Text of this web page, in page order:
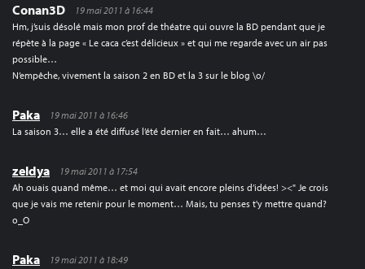
Conan3D
19 mai 2011 à 16:44
Hm, j’suis désolé mais mon prof de théatre qui ouvre la BD pendant que je
répète à la page « Le caca c’est délicieux » et qui me regarde avec un air pas
possible…
N’empêche, vivement la saison 2 en BD et la 3 sur le blog \o/
Paka
19 mai 2011 à 16:46
La saison 3… elle a été diffusé l’été dernier en fait… ahum…
zeldya
19 mai 2011 à 17:54
Ah ouais quand même… et moi qui avait encore pleins d’idées! ><" Je crois
que je vais me retenir pour le moment… Mais, tu penses t'y mettre quand?
o_O
Paka
19 mai 2011 à 18:49